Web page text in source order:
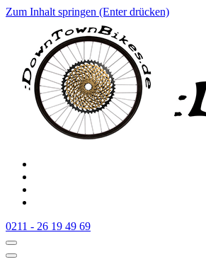
Zum Inhalt springen (Enter drücken)
:Downtownbikes
Der Fahrradladen in Düsseldorf am
0211 - 26 19 49 69